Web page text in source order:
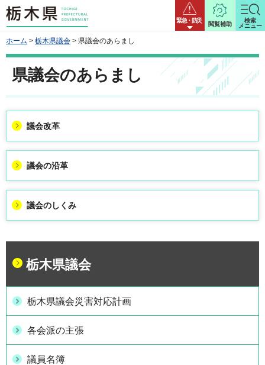
栃木県 緊急・防災
閲覧補助
検索
メニュー
ホーム > 栃木県議会 > 県議会のあらまし
県議会のあらまし
議会改革
議会の沿革
議会のしくみ
栃木県議会
栃木県議会災害対応計画
各会派の主張
議員名簿